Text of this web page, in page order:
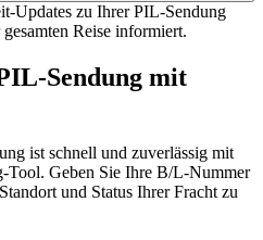
Updates zu Ihrer PIL-Sendung
Reise informiert.
Sendung mit
ist schnell und zuverlässig mit
Tool. Geben Sie Ihre B/L-Nummer
und Status Ihrer Fracht zu